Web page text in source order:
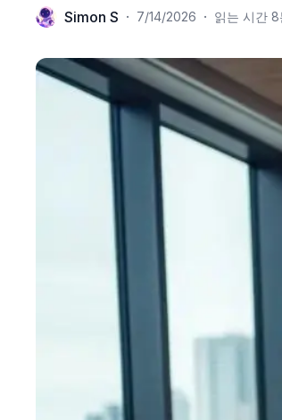
Simon S · 7/14/2026 · 읽는 시간 8